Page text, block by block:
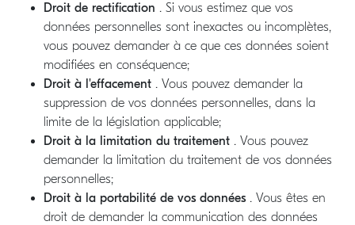
Droit de rectification . Si vous estimez que vos
données personnelles sont inexactes ou incomplètes,
vous pouvez demander à ce que ces données soient
modifiées en conséquence;
Droit à l'effacement . Vous pouvez demander la
suppression de vos données personnelles, dans la
limite de la législation applicable;
Droit à la limitation du traitement . Vous pouvez
demander la limitation du traitement de vos données
personnelles;
Droit à la portabilité de vos données . Vous êtes en
droit de demander la communication des données